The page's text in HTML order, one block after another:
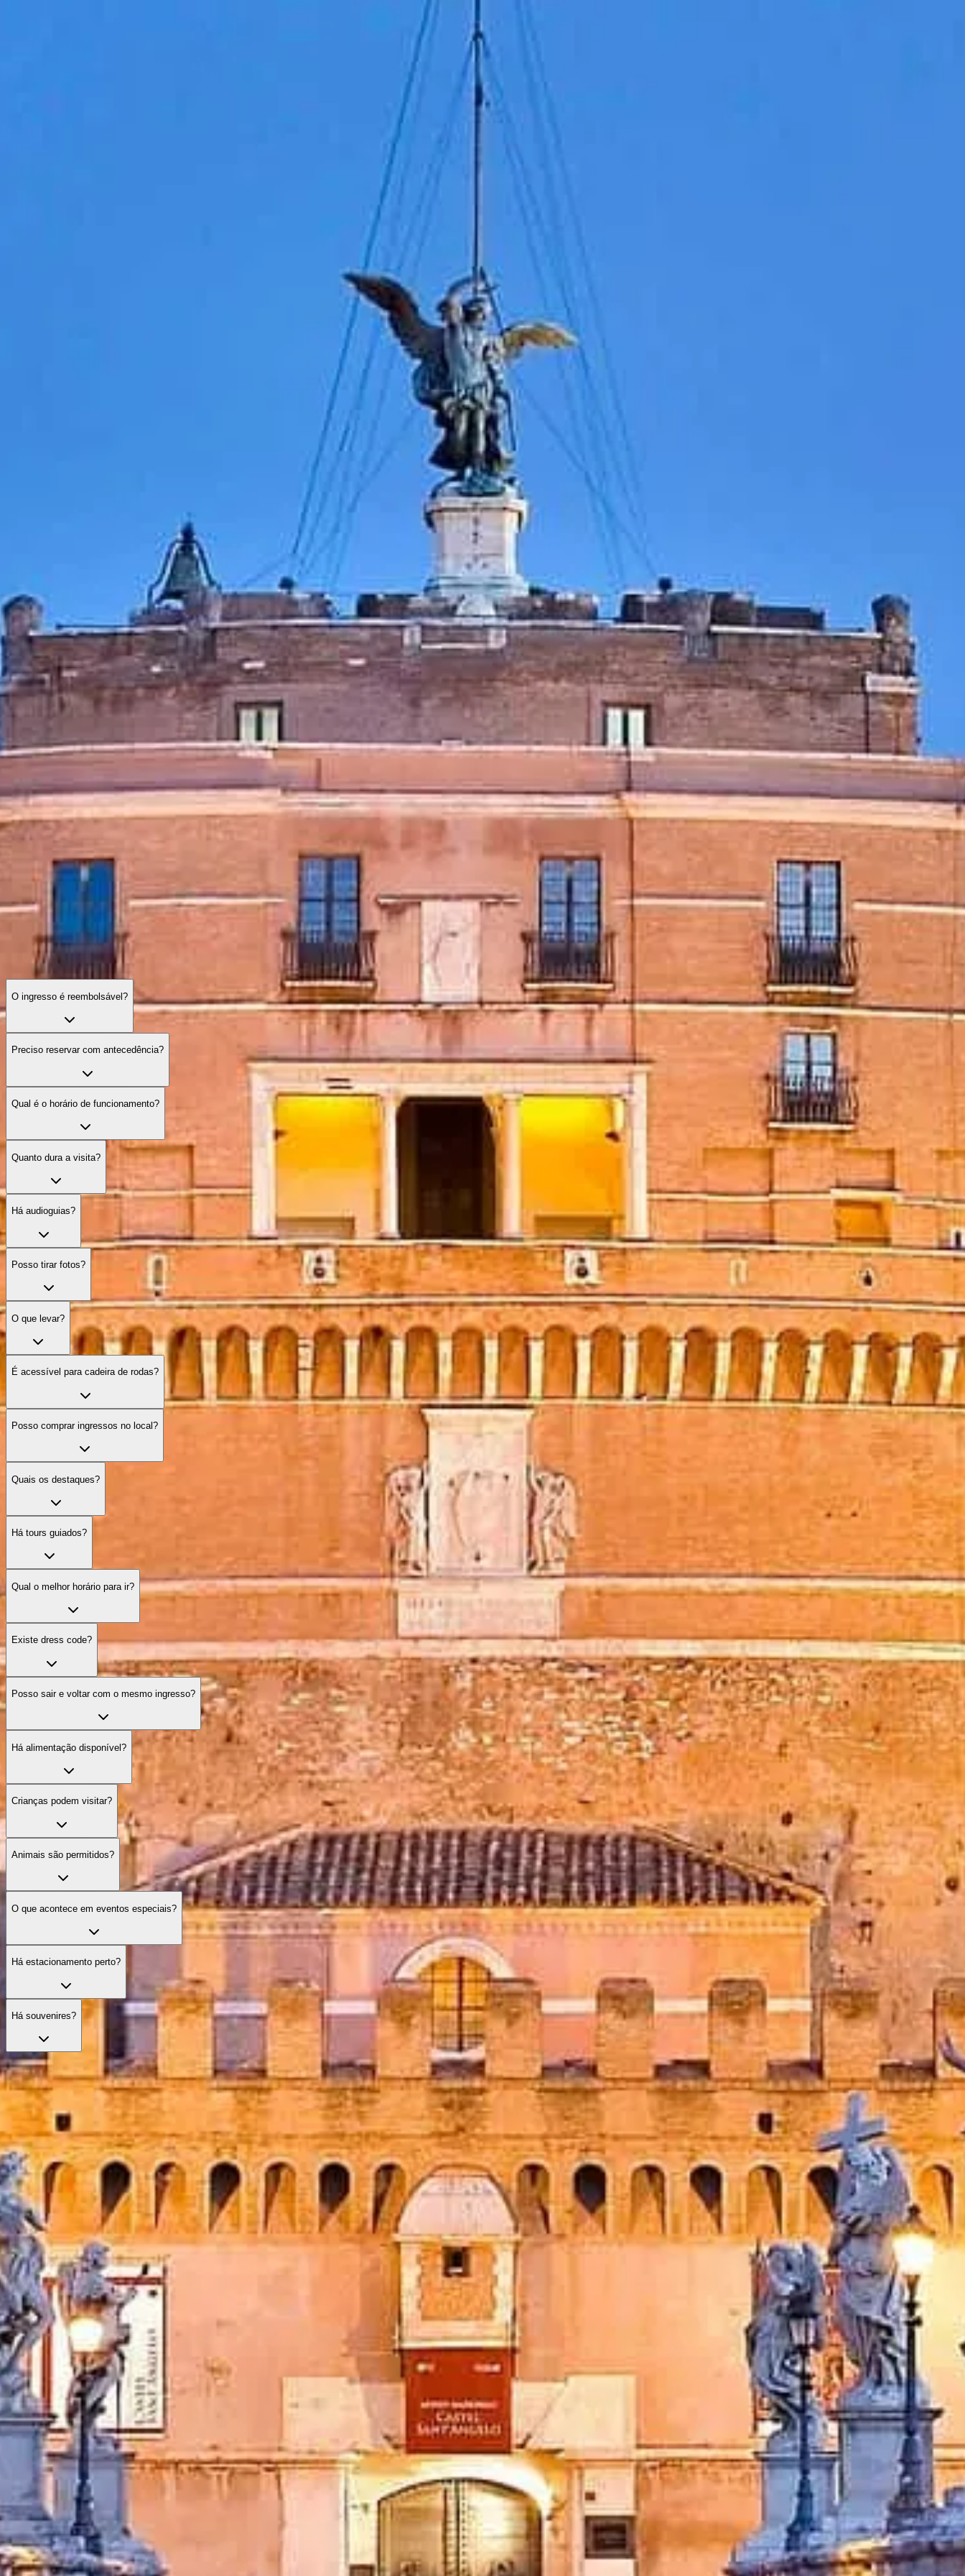
Horário de visita O que verHistóriaInformações úteisFAQ
PortuguêsPT
Ingressos
Castel Sant'Angelo: perguntas frequentes
Ingressos, acesso, fotografia e dicas para uma visita tranquila.
O ingresso é reembolsável?
Preciso reservar com antecedência?
Qual é o horário de funcionamento?
Quanto dura a visita?
Há audioguias?
Posso tirar fotos?
O que levar?
É acessível para cadeira de rodas?
Posso comprar ingressos no local?
Quais os destaques?
Há tours guiados?
Qual o melhor horário para ir?
Existe dress code?
Posso sair e voltar com o mesmo ingresso?
Há alimentação disponível?
Crianças podem visitar?
Animais são permitidos?
O que acontece em eventos especiais?
Há estacionamento perto?
Há souvenires?
Evite filas com seus ingressos
Explore nossas melhores opções de ingresso, pensadas para melhorar sua visita com acesso prioritário e orientação especializada.
Reservar ingressos
Castel Sant'Angelo Roma
Informações independentes e práticas para visitar o Castel Sant’Angelo — ingressos, horários, história e dicas espertas.
©2026 Este site é independente e não afiliado à administração oficial do museu.
Este site castelsantangelo.org é uma plataforma de informação independente dedicada a Castel Sant'Angelo.
Cada marca registrada ou marca comercial pertence ao seu respectivo proprietário. Para dúvidas sobre ingressos, consulte diretamente os fornecedores oficiais. Para outras questões, escreva um e-mail para:
Fale conosco
Escolha seus ingressos
Horário de visita
O que ver
FAQs